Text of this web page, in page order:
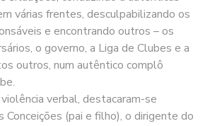
várias frentes, desculpabilizando os
e encontrando outros – os
o governo, a Liga de Clubes e a
outros, num autêntico complô
verbal, destacaram-se
Conceições (pai e filho), o dirigente do